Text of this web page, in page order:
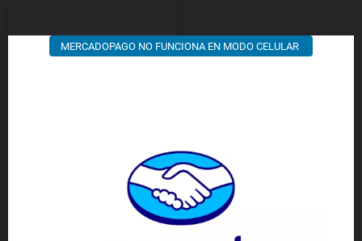
POXIRAN PEGAMENTO
TRANSPARENTE 25MM
MERCADOPAGO NO FUNCIONA EN MODO CELULAR